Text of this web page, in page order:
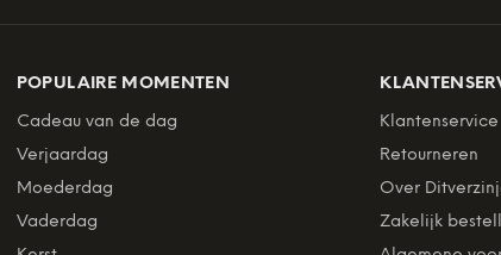
POPULAIRE MOMENTEN
Cadeau van de dag
Verjaardag
Moederdag
Vaderdag
Klantenservice
Retourneren
Over
Zakelijk